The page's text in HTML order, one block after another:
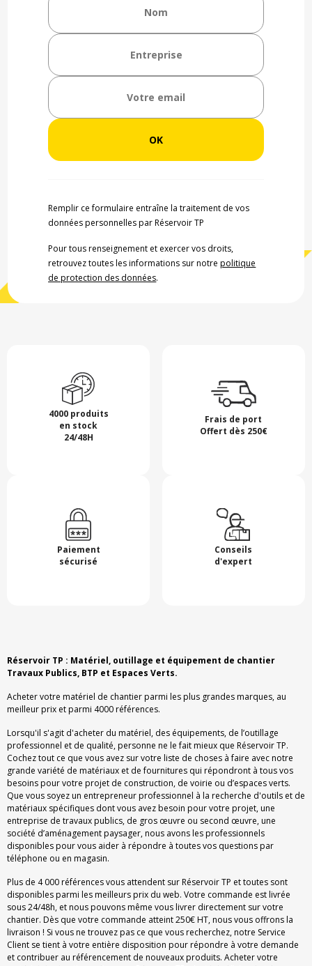
Remplir ce formulaire entraîne la traitement de vos
données personnelles par Réservoir TP
Pour tous renseignement et exercer vos droits,
retrouvez toutes les informations sur notrepolitique
de protection des données.
4000 produits
en stock
24/48H
Frais de port
Offert dès 250€
Paiement
sécurisé
Conseils
d'expert
Réservoir TP : Matériel, outillage et équipement de chantier
Travaux Publics, BTP et Espaces Verts.
Acheter votre matériel de chantier parmi les plus grandes marques, au
meilleur prix et parmi 4000 références.
Lorsqu'il s'agit d'acheter du matériel, des équipements, de l’outillage
professionnel et de qualité, personne ne le fait mieux que Réservoir TP.
Cochez tout ce que vous avez sur votre liste de choses à faire avec notre
grande variété de matériaux et de fournitures qui répondront à tous vos
besoins pour votre projet de construction, de voirie ou d’espaces verts.
Que vous soyez un entrepreneur professionnel à la recherche d'outils et de
matériaux spécifiques dont vous avez besoin pour votre projet, une
entreprise de travaux publics, de gros œuvre ou second œuvre, une
société d’aménagement paysager, nous avons les professionnels
disponibles pour vous aider à répondre à toutes vos questions par
téléphone ou en magasin.
Plus de 4 000 références vous attendent sur Réservoir TP et toutes sont
disponibles parmi les meilleurs prix du web. Votre commande est livrée
sous 24/48h, et nous pouvons même vous livrer directement sur votre
chantier. Dès que votre commande atteint 250€ HT, nous vous offrons la
livraison ! Si vous ne trouvez pas ce que vous recherchez, notre Service
Client se tient à votre entière disposition pour répondre à votre demande
et contribuer au référencement de nouveaux produits. Acheter votre